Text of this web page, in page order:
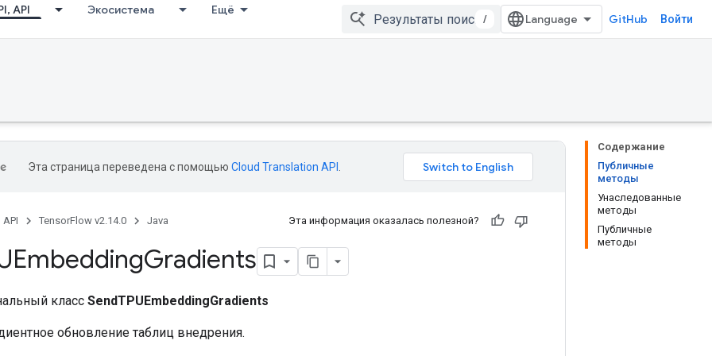
API Экосистема Ещё
/ GitHub Войти
Содержание
Публичные
методы
Унаследованные
методы
Публичные
методы
Эта страница переведена с помощью Cloud Translation API
API TensorFlow v2.14.0 Java Эта информация оказалась полезной?
Gradients
класс SendTPUEmbeddingGradients
обновление таблиц внедрения.